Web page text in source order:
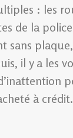
: les
de la
plaque,
il y a les
à crédit.